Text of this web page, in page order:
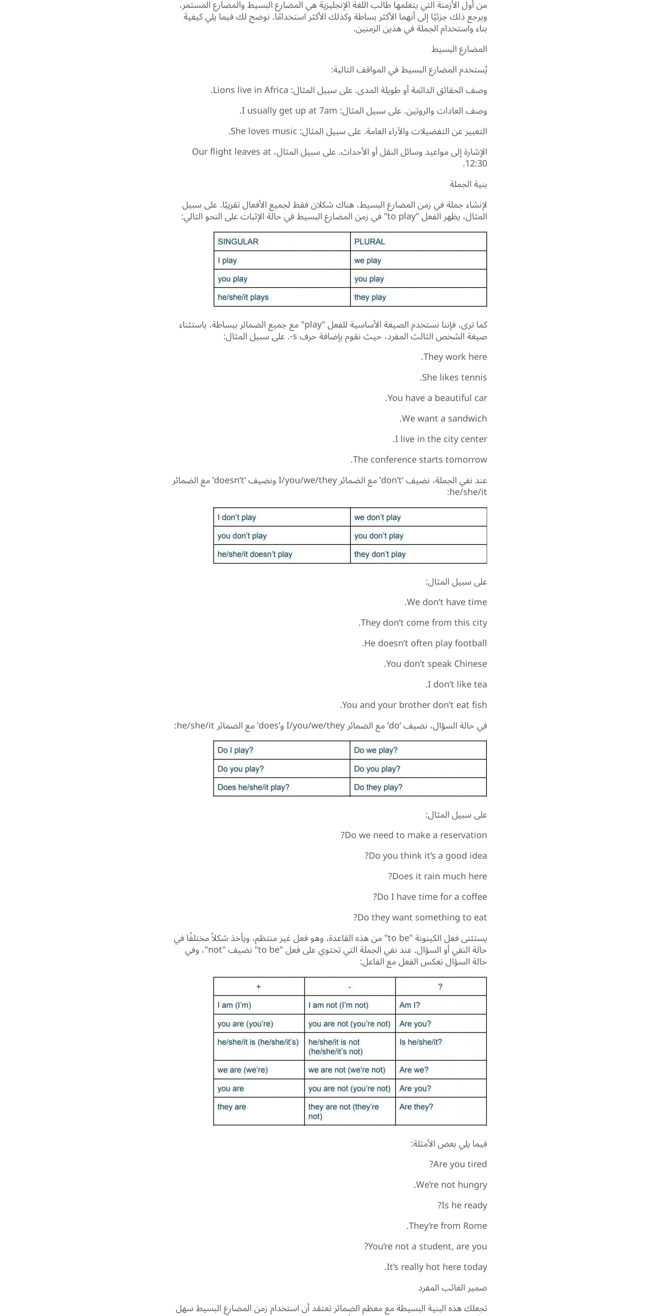
من أول الأزمنة التي يتعلمها طالب اللغة الإنجليزية هي المضارع البسيط والمضارع المستمر،
ويرجع ذلك جزئيًا إلى أنهما الأكثر بساطة وكذلك الأكثر استخدامًا. نوضح لك فيما يلي كيفية
بناء واستخدام الجملة في هذين الزمنين.
المضارع البسيط
يُستخدم المضارع البسيط في المواقف التالية:
وصف الحقائق الدائمة أو طويلة المدى. على سبيل المثال: Lions live in Africa.
وصف العادات والروتين. على سبيل المثال: I usually get up at 7am.
التعبير عن التفضيلات والآراء العامة. على سبيل المثال: She loves music.
الإشارة إلى مواعيد وسائل النقل أو الأحداث. على سبيل المثال، Our flight leaves at
12:30.
بنية الجملة
لإنشاء جملة في زمن المضارع البسيط، هناك شكلان فقط لجميع الأفعال تقريبًا. على سبيل
المثال، يظهر الفعل "to play" في زمن المضارع البسيط في حالة الإثبات على النحو التالي:
كما ترى، فإننا نستخدم الصيغة الأساسية للفعل "play" مع جميع الضمائر ببساطة، باستثناء
صيغة الشخص الثالث المفرد، حيث نقوم بإضافة حرف s-. على سبيل المثال:
They work here.
She likes tennis.
You have a beautiful car.
We want a sandwich.
I live in the city center.
The conference starts tomorrow.
عند نفي الجملة، نضيف ‘don’t’ مع الضمائر I/you/we/they ونضيف ‘doesn’t’ مع الضمائر
he/she/it:
على سبيل المثال:
We don’t have time.
They don’t come from this city.
He doesn’t often play football.
You don’t speak Chinese.
I don’t like tea.
You and your brother don’t eat fish.
في حالة السؤال، نضيف ‘do’ مع الضمائر I/you/we/they و‘does’ مع الضمائر he/she/it:
على سبيل المثال:
Do we need to make a reservation?
Do you think it’s a good idea?
Does it rain much here?
Do I have time for a coffee?
Do they want something to eat?
يستثنى فعل الكينونة "to be" من هذه القاعدة، وهو فعل غير منتظم، ويأخذ شكلاً مختلفًا في
حالة النفي أو السؤال. عند نفي الجملة التي تحتوي على فعل "to be" نضيف "not"، وفي
حالة السؤال نعكس الفعل مع الفاعل:
فيما يلي بعض الأمثلة:
Are you tired?
We’re not hungry.
Is he ready?
They’re from Rome.
You’re not a student, are you?
It’s really hot here today.
ضمير الغائب المفرد
تجعلك هذه البنية البسيطة مع معظم الضمائر تعتقد أن استخدام زمن المضارع البسيط سهل